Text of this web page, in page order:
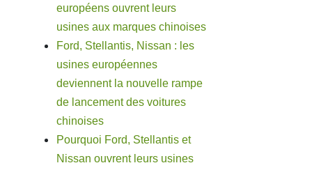
européens ouvrent leurs
usines aux marques chinoises
Ford, Stellantis, Nissan : les
usines européennes
deviennent la nouvelle rampe
de lancement des voitures
chinoises
Pourquoi Ford, Stellantis et
Nissan ouvrent leurs usines